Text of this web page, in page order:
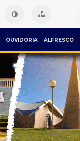
OUVIDORIA ALFRESCO